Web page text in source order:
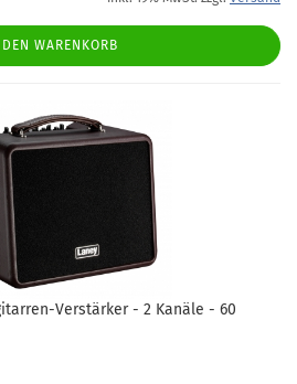
DEN WARENKORB
Verstärker - 2 Kanäle - 60